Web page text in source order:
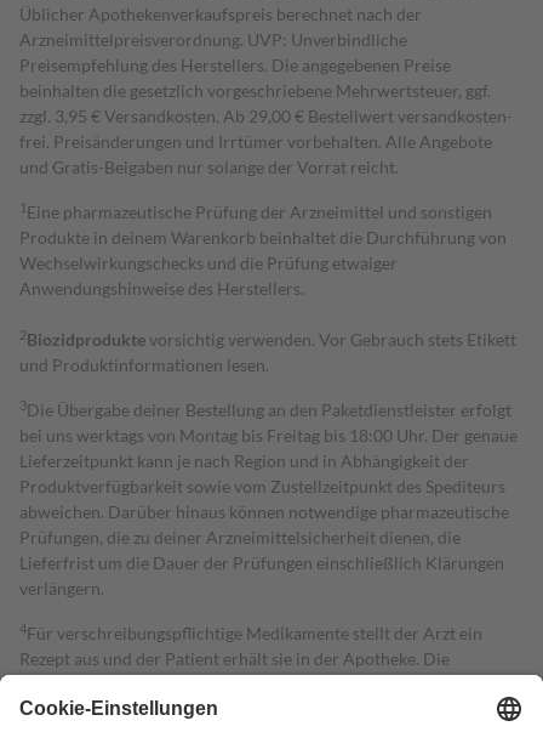
Üblicher Apothekenverkaufspreis berechnet nach der
Arzneimittelpreisverordnung. UVP: Unverbindliche
Preisempfehlung des Herstellers. Die angegebenen Preise
beinhalten die gesetzlich vorgeschriebene Mehrwertsteuer, ggf.
zzgl. 3,95 € Versandkosten. Ab 29,00 € Bestell­wert versand­kosten­
frei. Preisänderungen und Irrtümer vorbehalten. Alle Angebote
und Gratis-Beigaben nur solange der Vorrat reicht.
1 Eine pharmazeutische Prüfung der Arzneimittel und sonstigen
Produkte in deinem Warenkorb beinhaltet die Durchführung von
Wechselwirkungschecks und die Prüfung etwaiger
Anwendungshinweise des Herstellers.
2Biozidproduktevorsichtig verwenden. Vor Gebrauch stets Etikett
und Produktinformationen lesen.
3Die Übergabe deiner Bestellung an den Paketdienstleister erfolgt
bei uns werktags von Montag bis Freitag bis 18:00 Uhr. Der genaue
Lieferzeitpunkt kann je nach Region und in Abhängigkeit der
Produktverfügbarkeit sowie vom Zustellzeitpunkt des Spediteurs
abweichen. Darüber hinaus können notwendige pharmazeutische
Prüfungen, die zu deiner Arzneimittelsicherheit dienen, die
Lieferfrist um die Dauer der Prüfungen einschließlich Klärungen
verlängern.
4Für verschreibungspflichtige Medikamente stellt der Arzt ein
Rezept aus und der Patient erhält sie in der Apotheke. Die
Kosten dafür, der Versicherte trägt einen Teil davon als Zuzahlung